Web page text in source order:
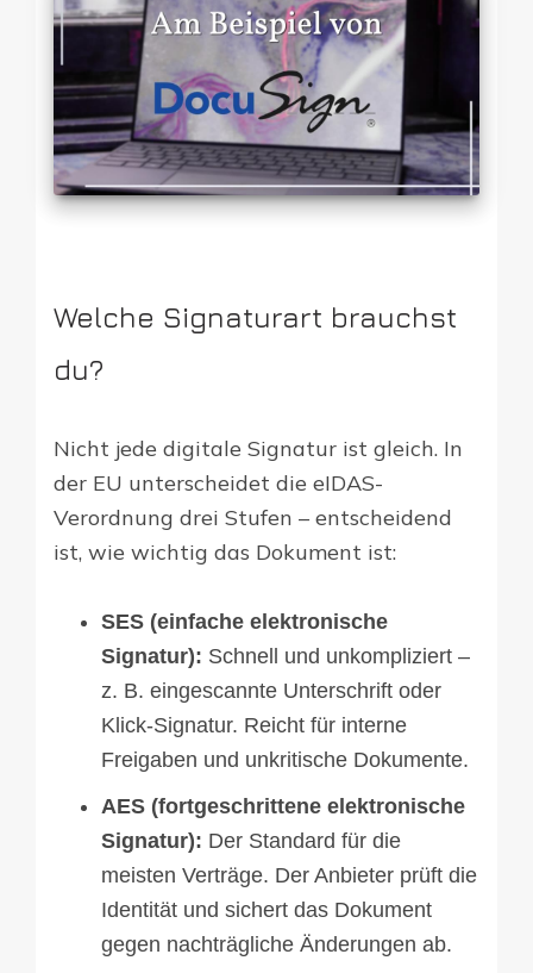
Welche Signaturart brauchst
du?
Nicht jede digitale Signatur ist gleich. In
der EU unterscheidet die eIDAS-
Verordnung drei Stufen – entscheidend
ist, wie wichtig das Dokument ist:
SES (einfache elektronische
Signatur): Schnell und unkompliziert –
z. B. eingescannte Unterschrift oder
Klick-Signatur. Reicht für interne
Freigaben und unkritische Dokumente.
AES (fortgeschrittene elektronische
Signatur): Der Standard für die
meisten Verträge. Der Anbieter prüft die
Identität und sichert das Dokument
gegen nachträgliche Änderungen ab.